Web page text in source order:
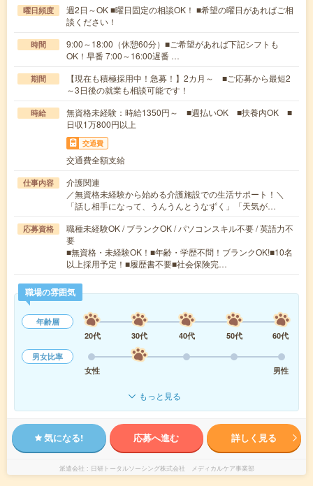
曜日頻度
週2日～OK ■曜日固定の相談OK！ ■希望の曜日があればご相
談ください！
時間
9:00～18:00（休憩60分）■ご希望があれば下記シフトも
OK！早番 7:00～16:00遅番 …
期間
【現在も積極採用中！急募！】2カ月～ ■ご応募から最短2
～3日後の就業も相談可能です！
時給
無資格未経験：時給1350円～ ■週払いOK ■扶養内OK ■
日収1万800円以上
交通費
交通費全額支給
仕事内容
介護関連
／無資格未経験から始める介護施設での生活サポート！＼
「話し相手になって、うんうんとうなずく」「天気が…
応募資格
職種未経験OK / ブランクOK / パソコンスキル不要 / 英語力不
要
■無資格・未経験OK！■年齢・学歴不問！ブランクOK!■10名
以上採用予定！■履歴書不要■社会保険完…
職場の雰囲気
年齢層
20代
30代 40代 50代
60代
男女比率
女性
男性
もっと見る
気になる! 応募へ進む 詳しく見る
派遣会社 日研トータルソーシング株式会社 メディカルケア事業部